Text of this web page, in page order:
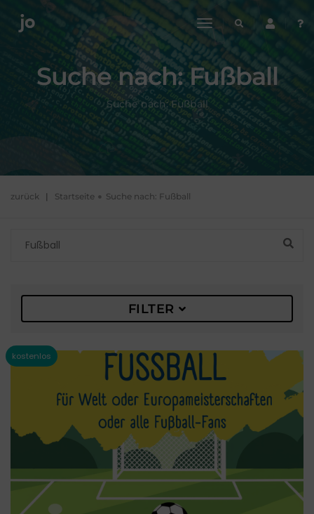
toggle
navigation
Suche nach:Fußball
Suche nach: Fußball
zurück | Startseite Suche nach: Fußball
FILTER